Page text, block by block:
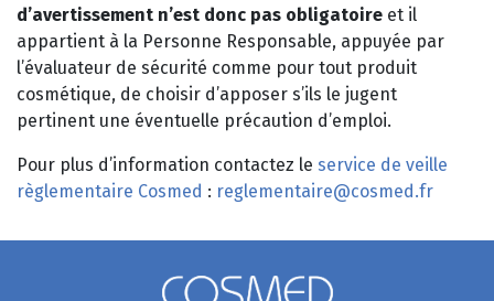
d’avertissement n’est donc pas obligatoire et il
appartient à la Personne Responsable, appuyée par
l’évaluateur de sécurité comme pour tout produit
cosmétique, de choisir d’apposer s’ils le jugent
pertinent une éventuelle précaution d’emploi.
Pour plus d’information contactez le service de veille
règlementaire Cosmed : reglementaire@cosmed.fr